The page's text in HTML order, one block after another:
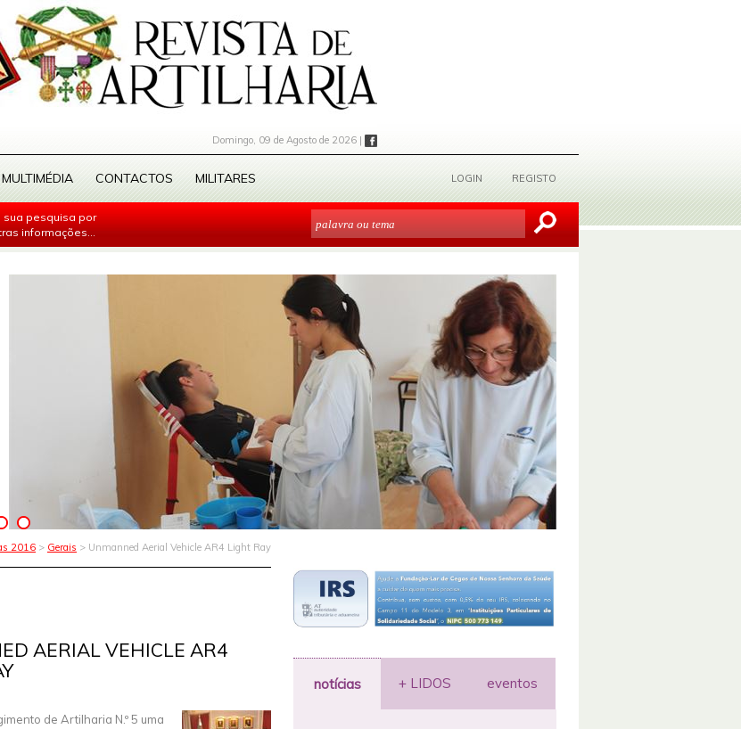
Domingo, 09 de Agosto de 2026 |
MULTIMÉDIA CONTACTOS MILITARES LOGIN REGISTO
sua pesquisa por
informações...
2016 > Gerais > Unmanned Aerial Vehicle AR4 Light Ray
AERIAL VEHICLE AR4
de Artilharia N.º 5 uma
notícias + LIDOS eventos